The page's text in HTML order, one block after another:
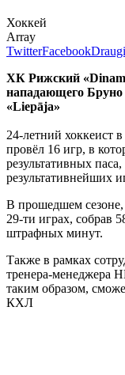
Хоккей
Array
TwitterFacebook
ХК Рижский
нападающего Бруно
«Liepāja»
24-летний хоккеист
провёл 16 игр, в
результативных
результативнейших
В прошедшем сезоне,
29-ти играх, собрав
штрафных минут.
Также в рамках
тренера-менеджера
таким образом,
КХЛ